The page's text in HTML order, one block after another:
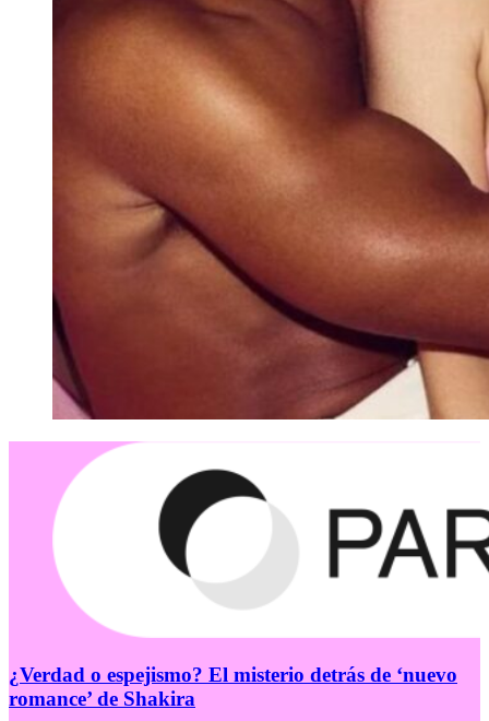
¿Verdad o espejismo? El misterio detrás de ‘nuevo
romance’ de Shakira